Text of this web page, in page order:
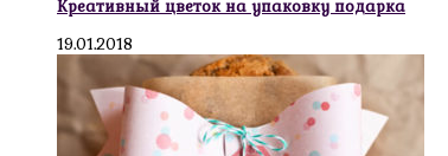
Креативный цветок на упаковку подарка
19.01.2018